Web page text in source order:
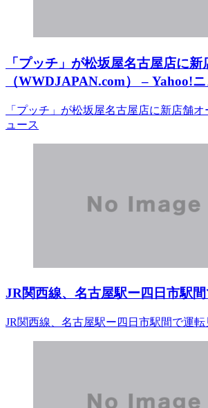
「プッチ」が松坂屋名古屋店に
（WWDJAPAN.com） – Yahoo!
「プッチ」が松坂屋名古屋店に新店舗
ュース
JR関西線、名古屋駅ー四日市駅
JR関西線、名古屋駅ー四日市駅間で運